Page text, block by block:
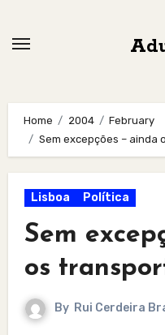
Home 2004
February
Sem excepções – ainda
Lisboa Política
Sem
os
By Rui Cerdeira